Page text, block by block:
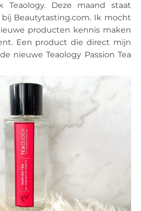
Teaology. Deze maand staat
bij Beautytasting.com. Ik mocht
producten kennis maken
Een product die direct mijn
nieuwe Teaology Passion Tea